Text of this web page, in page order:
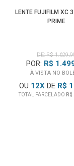
T3,FujiFilm X-T4,
T100, FujiFilm
Entre outras
de Lente X-Mount
LENTE FUJIFILM XC
PRIME
DE: R$
POR: R$
À VISTA NO
OU 12X DE R$
TOTAL PARCELADO